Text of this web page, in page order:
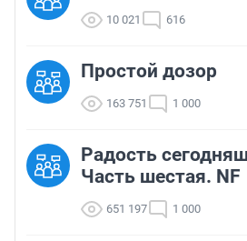
10 021 616
Простой дозор
163 751 1 000
Радость
Часть шестая. NF
651 197 1 000